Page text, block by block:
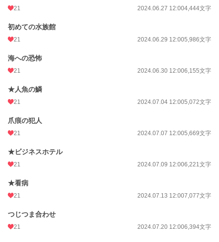
21 2024.06.27 12:004,444文字
初めての水族館
21 2024.06.29 12:005,986文字
海への恐怖
21 2024.06.30 12:006,155文字
★人魚の鱗
21 2024.07.04 12:005,072文字
爪痕の犯人
21 2024.07.07 12:005,669文字
★ビジネスホテル
21 2024.07.09 12:006,221文字
★看病
21 2024.07.13 12:007,077文字
つじつま合わせ
21 2024.07.20 12:006,394文字